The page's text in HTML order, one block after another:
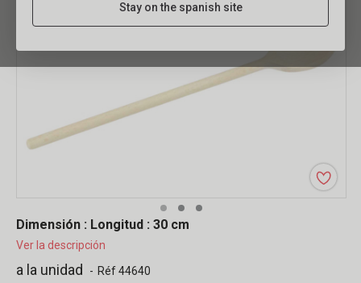
Stay on the spanish site
Dimensión : Longitud : 30 cm
Ver la descripción
a la unidad - Réf 44640